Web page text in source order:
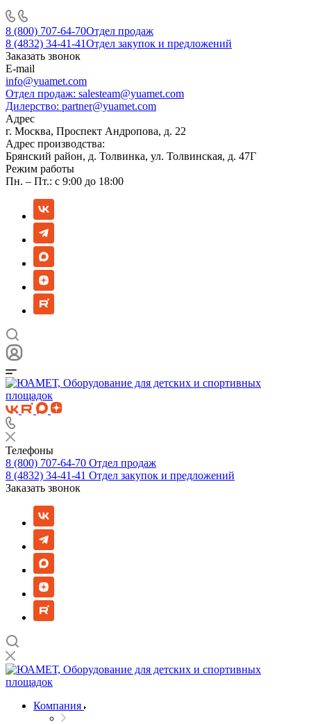
8 (800) 707-64-70Отдел продаж
8 (4832) 34-41-41Отдел закупок и предложений
Заказать звонок
E-mail
info@yuamet.com
Отдел продаж: salesteam@yuamet.com
Дилерство: partner@yuamet.com
Адрес
г. Москва, Проспект Андропова, д. 22
Адрес производства:
Брянский район, д. Толвинка, ул. Толвинская, д. 47Г
Режим работы
Пн. – Пт.: с 9:00 до 18:00
Телефоны
8 (800) 707-64-70 Отдел продаж
8 (4832) 34-41-41 Отдел закупок и предложений
Заказать звонок
Компания